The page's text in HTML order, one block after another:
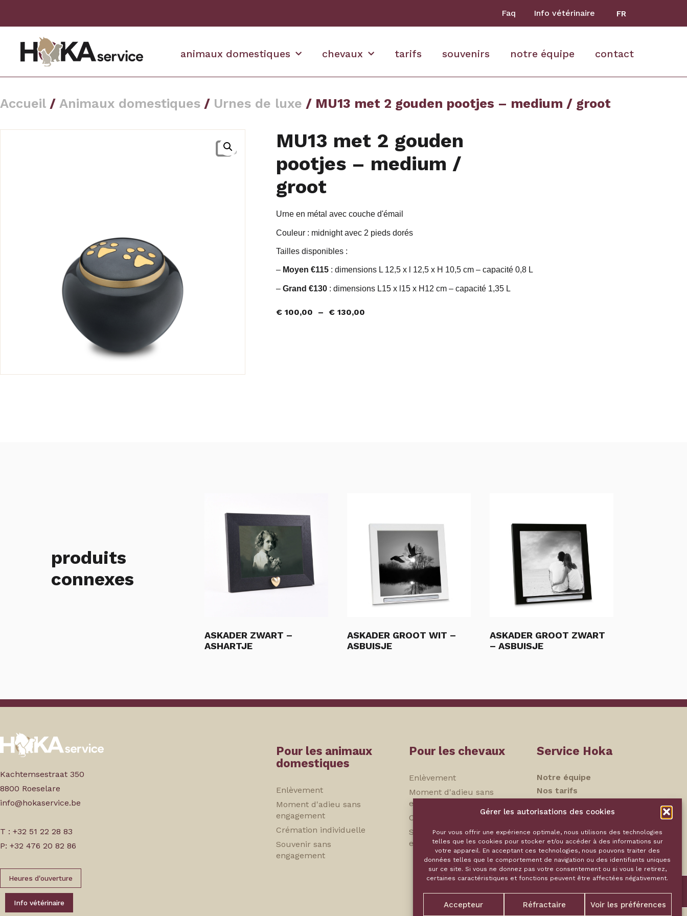
Gérer les autorisations des cookies
Pour vous offrir une expérience optimale, nous utilisons des technologies
telles que les cookies pour stocker et/ou accéder à des informations sur
votre appareil. En acceptant ces technologies, nous pouvons traiter des
données telles que le comportement de navigation ou des identifiants uniques
sur ce site. Si vous ne donnez pas votre consentement ou si vous le retirez,
certaines caractéristiques et fonctions peuvent être affectées négativement.
Accepteur Réfractaire Voir les préférences
Faq Info vétérinaire FR
animaux domestiques chevaux tarifs souvenirs notre équipe contact
Écrivez-nous
Appelez-nous
Accueil / Animaux domestiques / Urnes de luxe / MU13 met 2 gouden pootjes – medium / groot
MU13 met 2 gouden
pootjes – medium /
groot
Urne en métal avec couche d'émail
Couleur : midnight avec 2 pieds dorés
Tailles disponibles :
– Moyen €115 : dimensions L 12,5 x l 12,5 x H 10,5 cm – capacité 0,8 L
– Grand €130 : dimensions L15 x l15 x H12 cm – capacité 1,35 L
€ 100,00 – € 130,00
produits
connexes
ASKADER ZWART –
ASHARTJE
ASKADER GROOT WIT –
ASBUISJE
ASKADER GROOT ZWART
– ASBUISJE
Kachtemsestraat 350
8800 Roeselare
info@hokaservice.be
T : +32 51 22 28 83
P: +32 476 20 82 86
Heures d'ouverture
Info vétérinaire
Pour les animaux
domestiques
Enlèvement
Moment d'adieu sans
engagement
Crémation individuelle
Souvenir sans
engagement
Pour les chevaux
Enlèvement
Moment d'adieu sans
engagement
Crémation individuelle
Souvenir sans
engagement
Service Hoka
Notre équipe
Nos tarifs
Contact
Politique de
confidentialité
Termes et
conditions